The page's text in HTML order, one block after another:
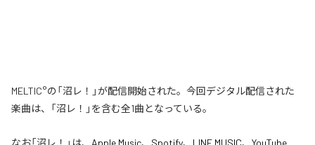
MELTIC°の「沼レ！」が配信開始された。今回デジタル配信された
楽曲は、「沼レ！」を含む全1曲となっている。
なお「沼レ！ 」は、 Apple Music、 Spotify、 LINE MUSIC、 YouTube